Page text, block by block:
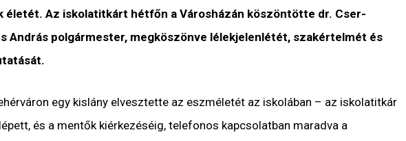
életét. Az iskolatitkárt hétfőn a Városházán köszöntötte dr. Cser-
András polgármester, megköszönve lélekjelenlétét, szakértelmét és
egy kislány elvesztette az eszméletét az iskolában – az iskolatitkár
és a mentők kiérkezéséig, telefonos kapcsolatban maradva a